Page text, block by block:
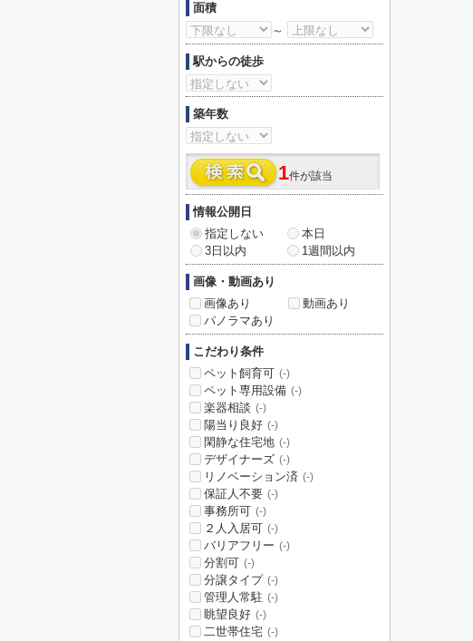
面積
～
駅からの徒歩
築年数
1件が該当
情報公開日
指定しない
本日
3日以内
1週間以内
画像・動画あり
画像あり
動画あり
パノラマあり
こだわり条件
ペット飼育可 (-)
ペット専用設備 (-)
楽器相談 (-)
陽当り良好 (-)
閑静な住宅地 (-)
デザイナーズ (-)
リノベーション済 (-)
保証人不要 (-)
事務所可 (-)
２人入居可 (-)
バリアフリー (-)
分割可 (-)
分譲タイプ (-)
管理人常駐 (-)
眺望良好 (-)
二世帯住宅 (-)